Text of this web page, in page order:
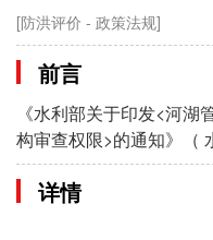
[防洪评价 - 政策法规]
前言
《水利部关于印发<河
构审查权限>的通知》（
详情